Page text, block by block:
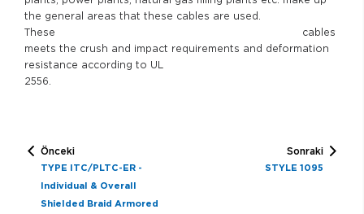
the general areas that these cables are used.
These cables
meets the crush and impact requirements and deformation
resistance according to UL
2556.
Önceki
TYPE ITC/PLTC-ER -
Individual & Overall
Shielded Braid Armored
Sonraki
STYLE 1095